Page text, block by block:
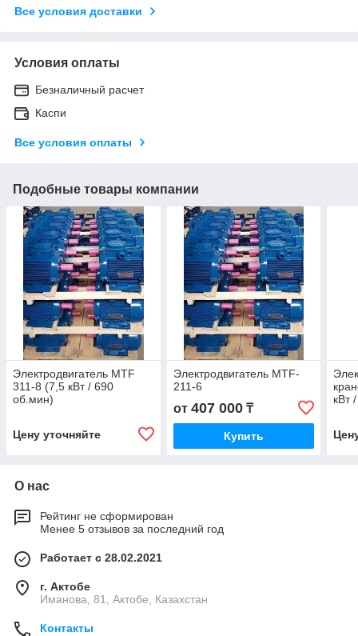
Все условия доставки
Условия оплаты
Безналичный расчет
Каспи
Все условия оплаты
Подобные товары компании
Электродвигатель MTF
311-8 (7,5 кВт / 690
об.мин)
Цену уточняйте
Электродвигатель MTF-
211-6
от 407 000₸
Купить
кВт
О нас
Рейтинг не сформирован
Менее 5 отзывов за последний год
Работает с 28.02.2021
г. Актобе
Иманова, 81, Актобе, Казахстан
Контакты